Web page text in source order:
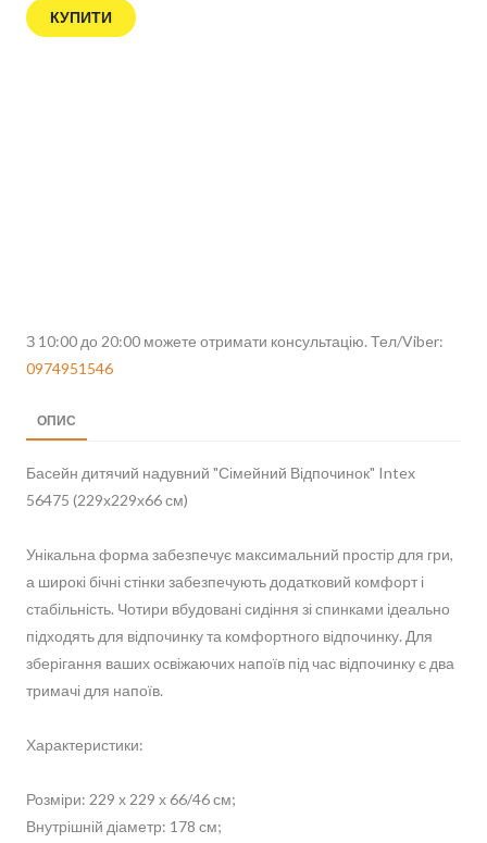
КУПИТИ
З 10:00 до 20:00 можете отримати консультацію. Тел/Viber:
0974951546
ОПИС
Басейн дитячий надувний "Сімейний Відпочинок" Intex
56475 (229х229х66 см)
Унікальна форма забезпечує максимальний простір для гри,
а широкі бічні стінки забезпечують додатковий комфорт і
стабільність. Чотири вбудовані сидіння зі спинками ідеально
підходять для відпочинку та комфортного відпочинку. Для
зберігання ваших освіжаючих напоїв під час відпочинку є два
тримачі для напоїв.
Характеристики:
Розміри: 229 х 229 х 66/46 см;
Внутрішній діаметр: 178 см;